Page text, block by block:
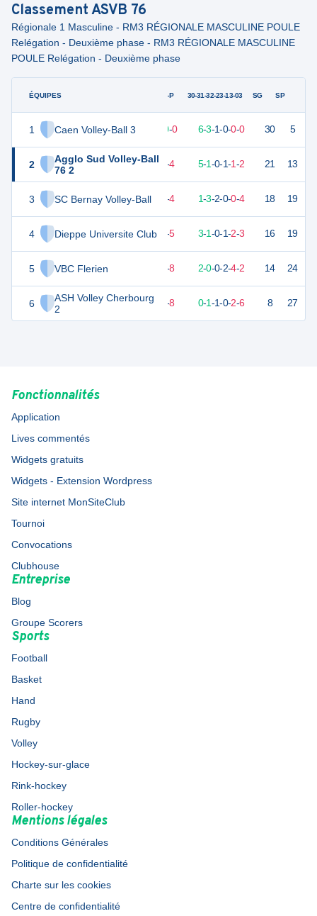
ClassementASVB 76
Régionale 1 Masculine - RM3 RÉGIONALE MASCULINE POULE
Relégation - Deuxième phase - RM3 RÉGIONALE MASCULINE
POULE Relégation - Deuxième phase
ÉQUIPES
1 Caen Volley-Ball 3
2
Agglo Sud Volley-Ball
76 2
3 SC Bernay Volley-Ball
4 Dieppe Universite Club
5 VBC Flerien
6
ASH Volley Cherbourg
2
G-P 30-31-32-23-13-03 SG SP
29 10-0 6-3-1-0-0-0 30 5
19 10 -4 5-1-0-1-1-2 21 13
16 10 -4 1-3-2-0-0-4 18 19
10 10 -5 3-1-0-1-2-3 16 19
-8 2-0-0-2-4-2 14 24
5 10 -8 0-1-1-0-2-6 8 27
Fonctionnalités
Application
Lives commentés
Widgets gratuits
Widgets - Extension Wordpress
Site internet MonSiteClub
Tournoi
Convocations
Clubhouse
Entreprise
Blog
Groupe Scorers
Sports
Football
Basket
Hand
Rugby
Volley
Hockey-sur-glace
Rink-hockey
Roller-hockey
Mentions légales
Conditions Générales
Politique de confidentialité
Charte sur les cookies
Centre de confidentialité